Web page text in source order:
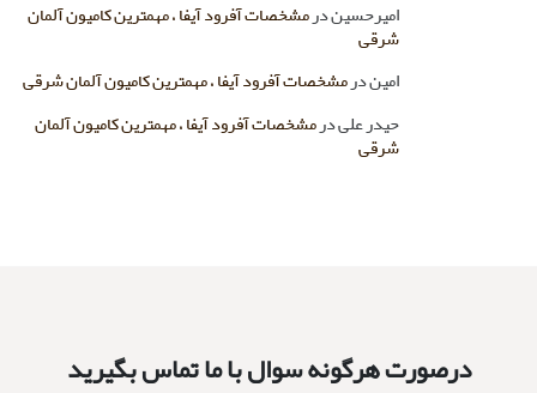
امیرحسیندرمشخصات آفرود آیفا ، مهمترین کامیون آلمان
شرقی
امیندرمشخصات آفرود آیفا ، مهمترین کامیون آلمان شرقی
حیدر علیدر مشخصات آفرود آیفا ، مهمترین کامیون آلمان
شرقی
درصورت هرگونه سوال با ما تماس بگیرید